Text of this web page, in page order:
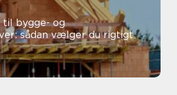
bygge- og
sådan vælger du rigtigt